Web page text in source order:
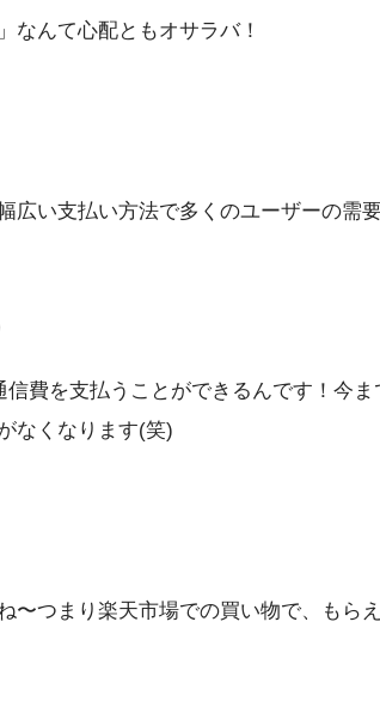
んて心配ともオサラバ！
い支払い方法で多くのユーザーの需
費を支払うことができるんです！今
なくなります(笑)
つまり楽天市場での買い物で、もら